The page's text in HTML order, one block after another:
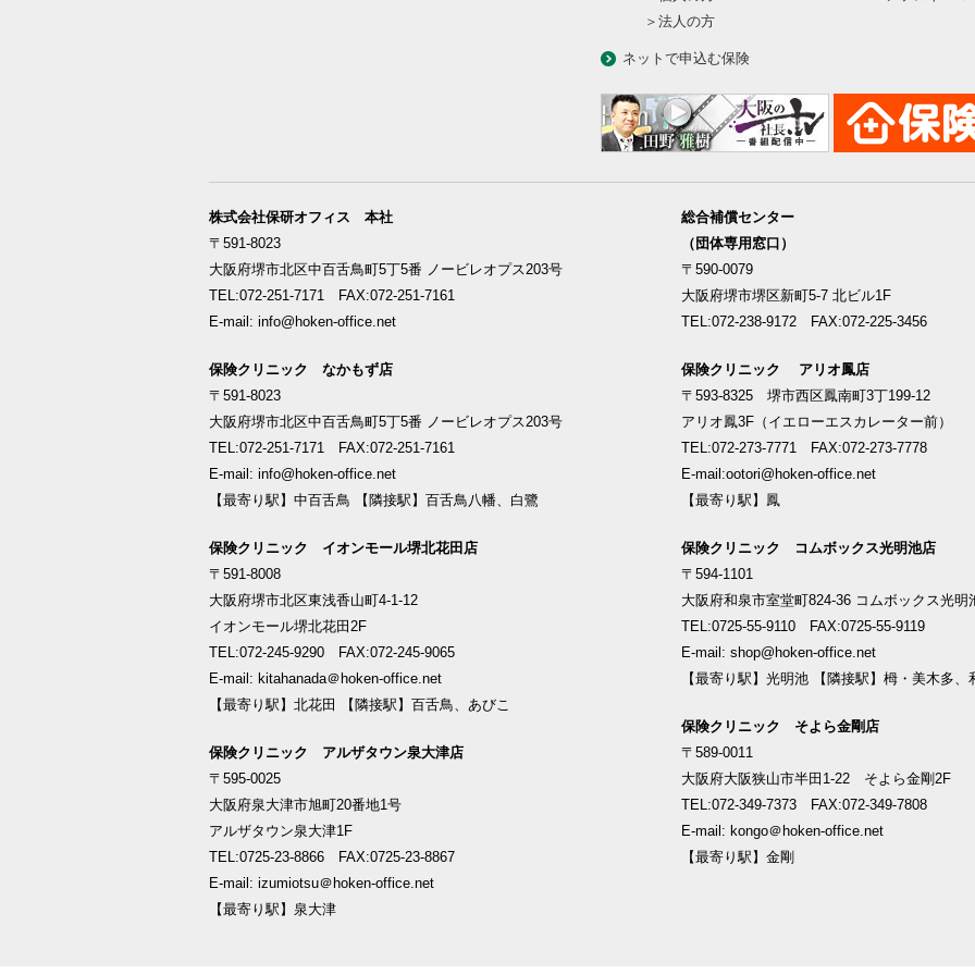
＞法人の方
ネットで申込む保険
株式会社保研オフィス 本社
〒591-8023
大阪府堺市北区中百舌鳥町5丁5番 ノービレオプス203号
TEL:072-251-7171 FAX:072-251-7161
E-mail: info@hoken-office.net
保険クリニック なかもず店
〒591-8023
大阪府堺市北区中百舌鳥町5丁5番 ノービレオプス203号
TEL:072-251-7171 FAX:072-251-7161
E-mail: info@hoken-office.net
【最寄り駅】中百舌鳥 【隣接駅】百舌鳥八幡、白鷺
総合補償センター
（団体専用窓口）
〒590-0079
大阪府堺市堺区新町5-7 北ビル1F
TEL:072-238-9172 FAX:072-225-3456
保険クリニック アリオ鳳店
〒593-8325 堺市西区鳳南町3丁199-12
アリオ鳳3F（イエローエスカレーター前）
TEL:072-273-7771 FAX:072-273-7778
E-mail:ootori@hoken-office.net
【最寄り駅】鳳
保険クリニック イオンモール堺北花田店
〒591-8008
大阪府堺市北区東浅香山町4-1-12
イオンモール堺北花田2F
TEL:072-245-9290 FAX:072-245-9065
E-mail: kitahanada＠hoken-office.net
【最寄り駅】北花田 【隣接駅】百舌鳥、あびこ
保険クリニック アルザタウン泉大津店
〒595-0025
大阪府泉大津市旭町20番地1号
アルザタウン泉大津1F
TEL:0725-23-8866 FAX:0725-23-8867
E-mail: izumiotsu＠hoken-office.net
【最寄り駅】泉大津
保険クリニック コムボックス光明池店
〒594-1101
大阪府和泉市室堂町824-36 コムボックス光明
TEL:0725-55-9110 FAX:0725-55-9119
E-mail: shop@hoken-office.net
【最寄り駅】光明池 【隣接駅】栂・美木多、
保険クリニック そよら金剛店
〒589-0011
大阪府大阪狭山市半田1-22 そよら金剛2F
TEL:072-349-7373 FAX:072-349-7808
E-mail: kongo＠hoken-office.net
【最寄り駅】金剛